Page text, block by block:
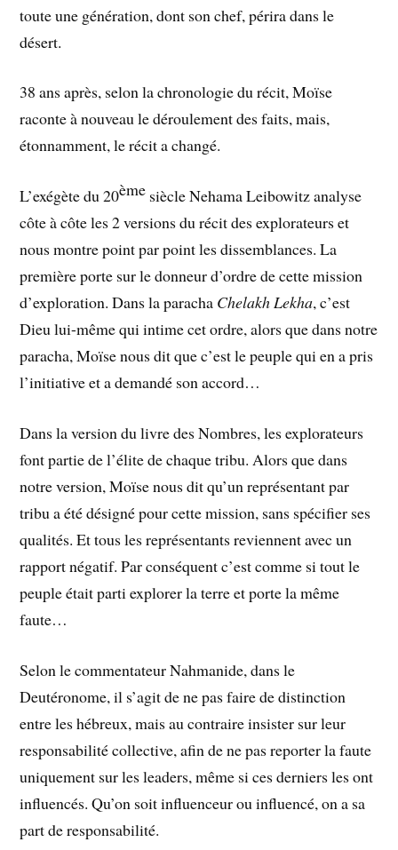
toute une génération, dont son chef, périra dans le
désert.
38 ans après, selon la chronologie du récit, Moïse
raconte à nouveau le déroulement des faits, mais,
étonnamment, le récit a changé.
L’exégète du 20ème siècle Nehama Leibowitz analyse
côte à côte les 2 versions du récit des explorateurs et
nous montre point par point les dissemblances. La
première porte sur le donneur d’ordre de cette mission
d’exploration. Dans la paracha Chelakh Lekha, c’est
Dieu lui-même qui intime cet ordre, alors que dans notre
paracha, Moïse nous dit que c’est le peuple qui en a pris
l’initiative et a demandé son accord…
Dans la version du livre des Nombres, les explorateurs
font partie de l’élite de chaque tribu. Alors que dans
notre version, Moïse nous dit qu’un représentant par
tribu a été désigné pour cette mission, sans spécifier ses
qualités. Et tous les représentants reviennent avec un
rapport négatif. Par conséquent c’est comme si tout le
peuple était parti explorer la terre et porte la même
faute…
Selon le commentateur Nahmanide, dans le
Deutéronome, il s’agit de ne pas faire de distinction
entre les hébreux, mais au contraire insister sur leur
responsabilité collective, afin de ne pas reporter la faute
uniquement sur les leaders, même si ces derniers les ont
influencés. Qu’on soit influenceur ou influencé, on a sa
part de responsabilité.